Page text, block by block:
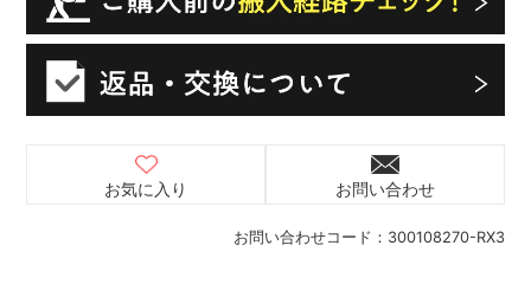
お問い合わせコード： 300108270-RX3
お気に入り お問い合わせ